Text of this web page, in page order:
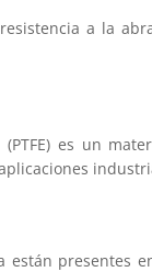
a la
es un
presentes